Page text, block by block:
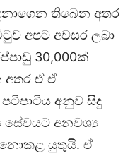
තිබෙන අතර
අපට අවසර ලබා
30,000ක්
අතර ඒ ඒ
අනුව සිදු
සේවයට අනවශ්‍ය
නොකළ යුතුයි. ඒ